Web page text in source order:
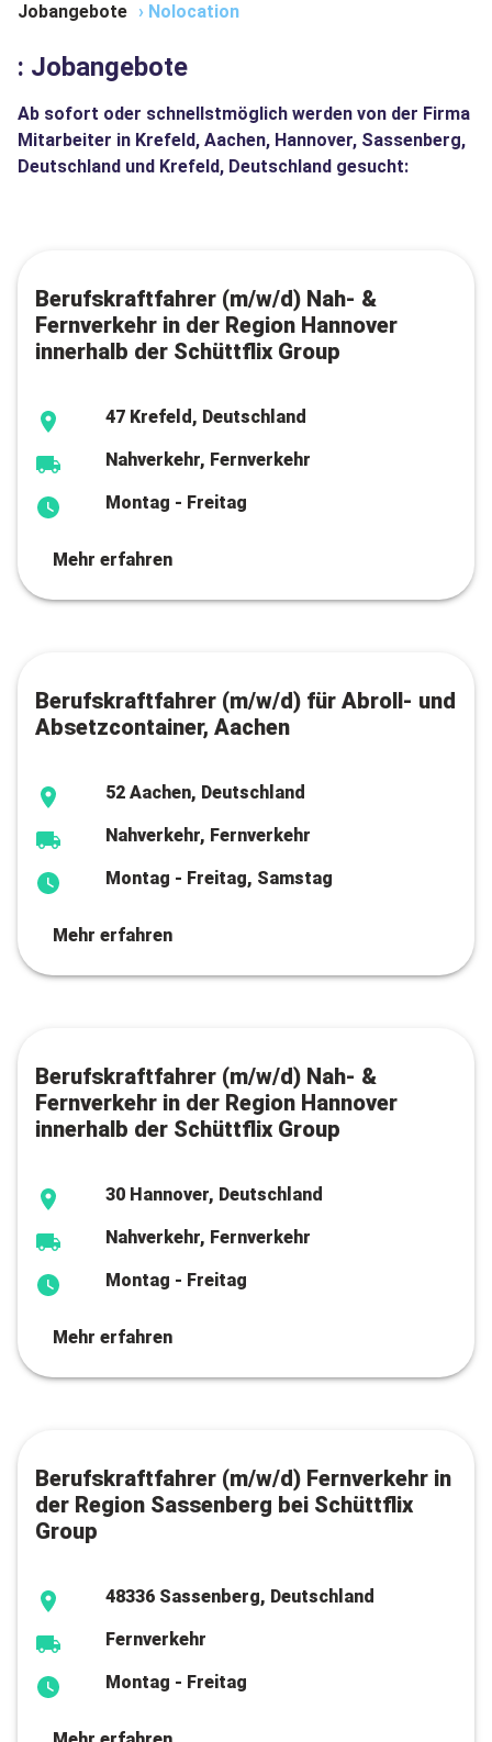
Jobangebote › Nolocation
: Jobangebote
Ab sofort oder schnellstmöglich werden von der Firma
Mitarbeiter in Krefeld, Aachen, Hannover, Sassenberg,
Deutschland und Krefeld, Deutschland gesucht:
Berufskraftfahrer (m/w/d) Nah- &
Fernverkehr in der Region Hannover
innerhalb der Schüttflix Group
47 Krefeld, Deutschland
Nahverkehr, Fernverkehr
Montag - Freitag
Mehr erfahren
Berufskraftfahrer (m/w/d) für Abroll- und
Absetzcontainer, Aachen
52 Aachen, Deutschland
Nahverkehr, Fernverkehr
Montag - Freitag, Samstag
Mehr erfahren
Berufskraftfahrer (m/w/d) Nah- &
Fernverkehr in der Region Hannover
innerhalb der Schüttflix Group
30 Hannover, Deutschland
Nahverkehr, Fernverkehr
Montag - Freitag
Mehr erfahren
Berufskraftfahrer (m/w/d) Fernverkehr in
der Region Sassenberg bei Schüttflix
Group
48336 Sassenberg, Deutschland
Fernverkehr
Montag - Freitag